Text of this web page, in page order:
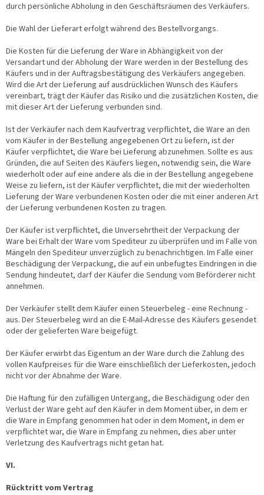
durch persönliche Abholung in den Geschäftsräumen des Verkäufers.
Die Wahl der Lieferart erfolgt während des Bestellvorgangs.
Die Kosten für die Lieferung der Ware in Abhängigkeit von der
Versandart und der Abholung der Ware werden in der Bestellung des
Käufers und in der Auftragsbestätigung des Verkäufers angegeben.
Wird die Art der Lieferung auf ausdrücklichen Wunsch des Käufers
vereinbart, trägt der Käufer das Risiko und die zusätzlichen Kosten, die
mit dieser Art der Lieferung verbunden sind.
Ist der Verkäufer nach dem Kaufvertrag verpflichtet, die Ware an den
vom Käufer in der Bestellung angegebenen Ort zu liefern, ist der
Käufer verpflichtet, die Ware bei Lieferung abzunehmen. Sollte es aus
Gründen, die auf Seiten des Käufers liegen, notwendig sein, die Ware
wiederholt oder auf eine andere als die in der Bestellung angegebene
Weise zu liefern, ist der Käufer verpflichtet, die mit der wiederholten
Lieferung der Ware verbundenen Kosten oder die mit einer anderen Art
der Lieferung verbundenen Kosten zu tragen.
Der Käufer ist verpflichtet, die Unversehrtheit der Verpackung der
Ware bei Erhalt der Ware vom Spediteur zu überprüfen und im Falle von
Mängeln den Spediteur unverzüglich zu benachrichtigen. Im Falle einer
Beschädigung der Verpackung, die auf ein unbefugtes Eindringen in die
Sendung hindeutet, darf der Käufer die Sendung vom Beförderer nicht
annehmen.
Der Verkäufer stellt dem Käufer einen Steuerbeleg - eine Rechnung -
aus. Der Steuerbeleg wird an die E-Mail-Adresse des Käufers gesendet
oder der gelieferten Ware beigefügt.
Der Käufer erwirbt das Eigentum an der Ware durch die Zahlung des
vollen Kaufpreises für die Ware einschließlich der Lieferkosten, jedoch
nicht vor der Abnahme der Ware.
Die Haftung für den zufälligen Untergang, die Beschädigung oder den
Verlust der Ware geht auf den Käufer in dem Moment über, in dem er
die Ware in Empfang genommen hat oder in dem Moment, in dem er
verpflichtet war, die Ware in Empfang zu nehmen, dies aber unter
Verletzung des Kaufvertrags nicht getan hat.
VI.
Rücktritt vom Vertrag